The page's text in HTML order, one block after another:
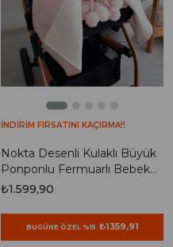
Nokta Desenli Kulaklı Büyük
Ponponlu Fermuarlı Bebek
Puset Örtüsü ve Puset
₺1.599,90
BUGÜNE ÖZEL %15 ₺1359,91
İNDİRİM FIRSATINI KAÇIRMA!!